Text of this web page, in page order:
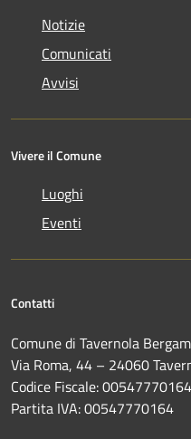
Notizie
Comunicati
Avvisi
Vivere il Comune
Luoghi
Eventi
Contatti
Comune di Tavernola
Via Roma, 44 – 24060
Codice Fiscale: 00547770164
Partita IVA: 00547770164